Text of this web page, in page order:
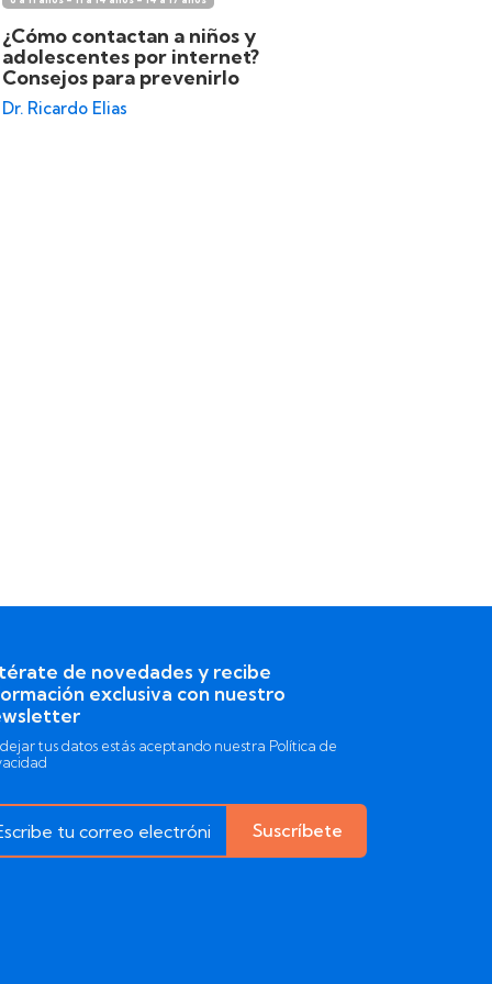
¿Cómo contactan a niños y
adolescentes por internet?
Consejos para prevenirlo
Dr. Ricardo Elias
de novedades y recibe
exclusiva con nuestro
tus datos estás aceptando nuestra Política de
Suscríbete